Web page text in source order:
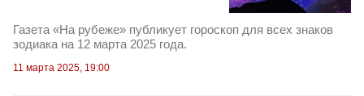
Газета «На рубеже» публикует гороскоп для всех знаков
зодиака на 12 марта 2025 года.
11 марта 2025, 19:00